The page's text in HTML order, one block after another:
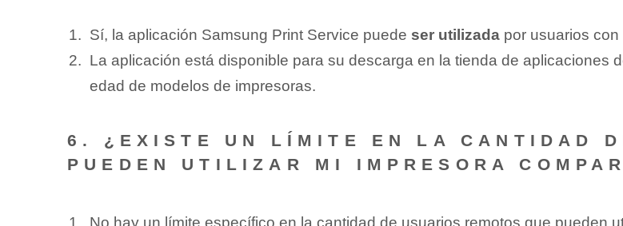
Sí, la aplicación Samsung Print Service⁢ puede‌ ser utilizadapor usuarios con
La aplicación está disponible para su descarga en⁤ la tienda de ⁣aplicaciones
edad de modelos de impresoras.
6. ¿EXISTE UN ‍LÍMITE EN LA​ CANTIDAD
PUEDEN UTILIZAR MI‌ IMPRESORA
No hay un límite específico en ⁢la ⁤cantidad de usuarios⁤ remotos que pueden